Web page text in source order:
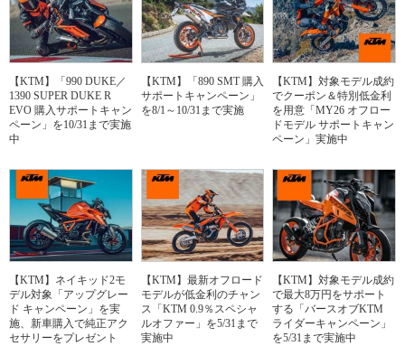
【KTM】「990 DUKE／
1390 SUPER DUKE R
EVO 購入サポートキャン
ペーン」を10/31まで実施
中
【KTM】「890 SMT 購入
サポートキャンペーン」
を8/1～10/31まで実施
【KTM】対象モデル成約
でクーポン＆特別低金利
を用意「MY26 オフロー
ドモデル サポートキャン
ペーン」実施中
【KTM】ネイキッド2モ
デル対象「アップグレー
ド キャンペーン」を実
施、新車購入で純正アク
セサリーをプレゼント
【KTM】最新オフロード
モデルが低金利のチャン
ス「KTM 0.9％スペシャ
ルオファー」を5/31まで
実施中
【KTM】対象モデル成約
で最大8万円をサポート
する「バースオブKTM
ライダーキャンペーン」
を5/31まで実施中